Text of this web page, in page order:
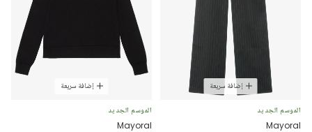
إضافة سريعة
الموسم الجديد
Mayoral
إضافة سريعة
الموسم الجديد
Mayoral